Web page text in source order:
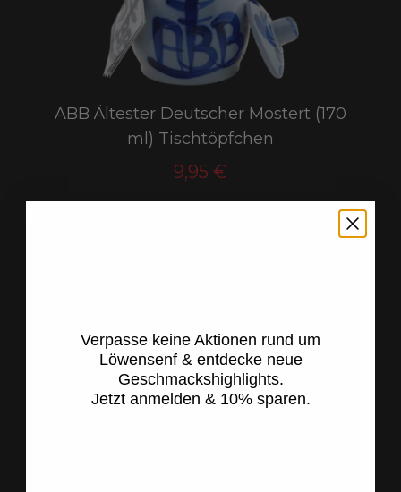
ABB Ältester Deutscher Mostert (170
ml) Tischtöpfchen
9,95 €
Jetzt anmelden &
Verpasse keine Aktionen rund um
Löwensenf & entdecke neue
Geschmackshighlights.
Jetzt anmelden & 10% sparen.